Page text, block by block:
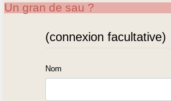
Un gran de sau ?
(connexion facultative)
Nom